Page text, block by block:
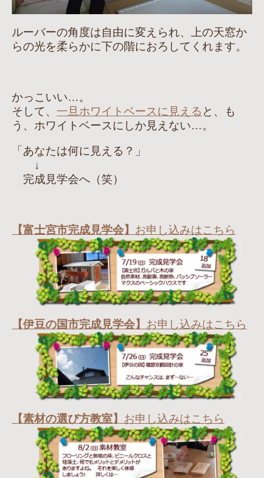
ルーバーの角度は自由に変えられ、上の天窓か
らの光を柔らかに下の階におろしてくれます。
かっこいい…。
そして、 一旦ホワイトベースに見える と、も
う、ホワイトベースにしか見えない…。
「あなたは何に見える？」
↓
完成見学会へ（笑）
【富士宮市完成見学会】 お申し込みはこちら
【伊豆の国市完成見学会】 お申し込みはこちら
【素材の選び方教室】 お申し込みはこちら